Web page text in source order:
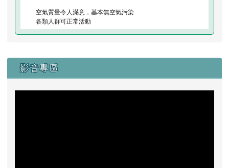
空氣質量令人滿意，基本無空氣污染
各類人群可正常活動
右邊區域內容
影音專區